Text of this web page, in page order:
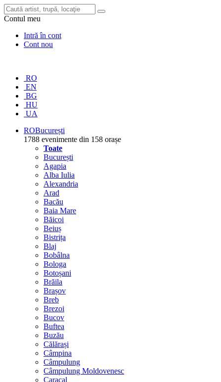
Contul meu
Intră în cont
Cont nou
RO
EN
BG
HU
UA
ROBucurești
1788 evenimente din 158 orașe
Toate
București
Agapia
Alba Iulia
Alexandria
Arad
Bacău
Baia Mare
Băicoi
Beiuș
Bistrița
Blaj
Bobâlna
Bologa
Botoșani
Brăila
Brașov
Breb
Brezoi
Bucov
Buftea
Buzău
Călărași
Câmpina
Câmpulung
Câmpulung Moldovenesc
Caracal